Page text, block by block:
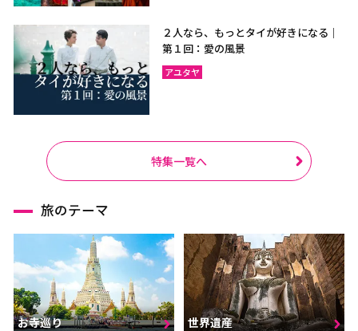
２人なら、もっとタイが好きになる｜
第１回：愛の風景
アユタヤ
特集一覧へ
旅のテーマ
お寺巡り 世界遺産